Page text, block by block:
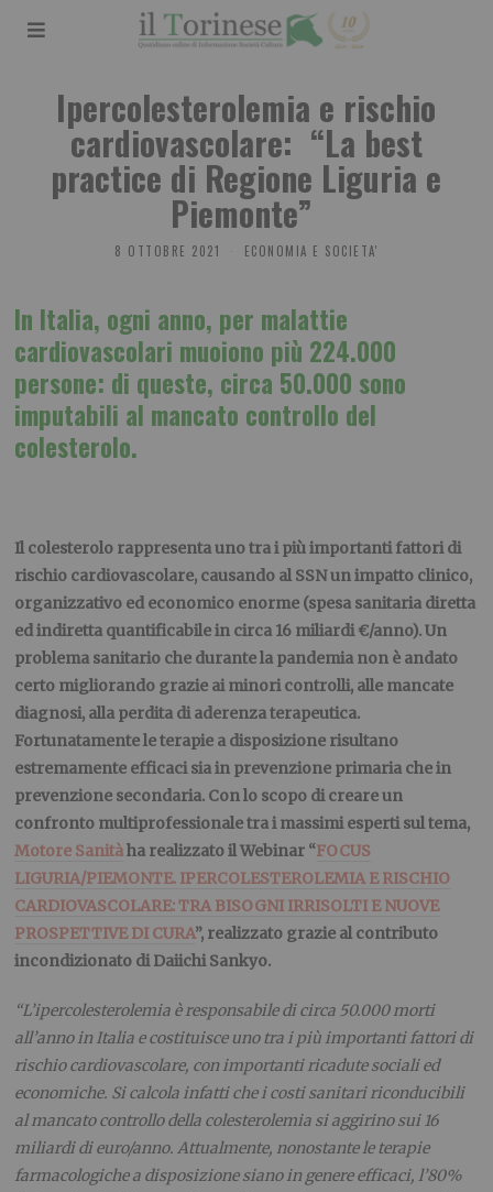
Ipercolesterolemia e rischio
cardiovascolare: “La best
practice di Regione Liguria e
Piemonte”
8 OTTOBRE 2021 ECONOMIA E SOCIETA'
In Italia, ogni anno, per malattie
cardiovascolari muoiono più 224.000
persone: di queste, circa 50.000 sono
imputabili al mancato controllo del
colesterolo.
Il colesterolo rappresenta uno tra i più importanti fattori di
rischio cardiovascolare, causando al SSN un impatto clinico,
organizzativo ed economico enorme (spesa sanitaria diretta
ed indiretta quantificabile in circa 16 miliardi €/anno). Un
problema sanitario che durante la pandemia non è andato
certo migliorando grazie ai minori controlli, alle mancate
diagnosi, alla perdita di aderenza terapeutica.
Fortunatamente le terapie a disposizione risultano
estremamente efficaci sia in prevenzione primaria che in
prevenzione secondaria. Con lo scopo di creare un
confronto multiprofessionale tra i massimi esperti sul tema,
Motore Sanitàha realizzato il Webinar “FOCUS
LIGURIA/PIEMONTE. IPERCOLESTEROLEMIA E RISCHIO
CARDIOVASCOLARE: TRA BISOGNI IRRISOLTI E NUOVE
PROSPETTIVE DI CURA”, realizzato grazie al contributo
incondizionato di Daiichi Sankyo.
“L’ipercolesterolemia è responsabile di circa 50.000 morti
all’anno in Italia e costituisce uno tra i più importanti fattori di
rischio cardiovascolare, con importanti ricadute sociali ed
economiche. Si calcola infatti che i costi sanitari riconducibili
al mancato controllo della colesterolemia si aggirino sui 16
miliardi di euro/anno. Attualmente, nonostante le terapie
farmacologiche a disposizione siano in genere efficaci, l’80%